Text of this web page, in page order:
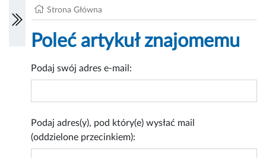
Strona Główna
Poleć artykuł znajomemu
Podaj swój adres e-mail:
Podaj adres(y), pod który(e) wysłać mail
(oddzielone przecinkiem):